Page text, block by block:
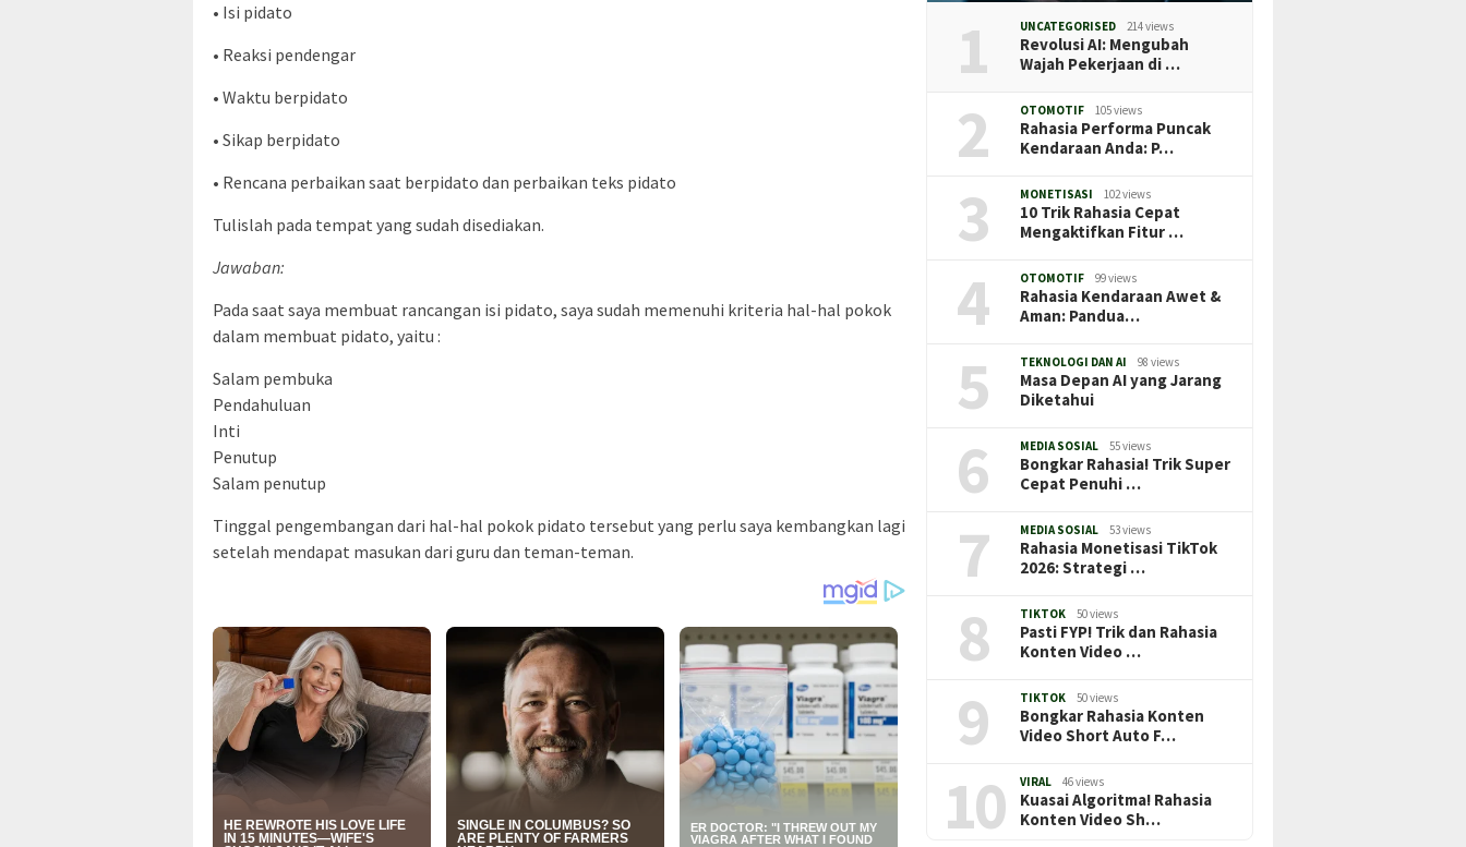
• Isi pidato
• Reaksi pendengar
• Waktu berpidato
• Sikap berpidato
• Rencana perbaikan saat berpidato dan perbaikan teks pidato
Tulislah pada tempat yang sudah disediakan.
Jawaban:
Pada saat saya membuat rancangan isi pidato, saya sudah memenuhi kriteria hal-hal pokok
dalam membuat pidato, yaitu :
Salam pembuka
Pendahuluan
Inti
Penutup
Salam penutup
Tinggal pengembangan dari hal-hal pokok pidato tersebut yang perlu saya kembangkan lagi
setelah mendapat masukan dari guru dan teman-teman.
1 UNCATEGORISED 214 views
Revolusi AI: Mengubah
Wajah Pekerjaan di …
2 OTOMOTIF 105 views
Rahasia Performa Puncak
Kendaraan Anda: P…
3 MONETISASI 102 views
10 Trik Rahasia Cepat
Mengaktifkan Fitur …
4 OTOMOTIF 99 views
Rahasia Kendaraan Awet &
Aman: Pandua…
5 TEKNOLOGI DAN AI 98 views
Masa Depan AI yang Jarang
Diketahui
6 MEDIA SOSIAL 55 views
Bongkar Rahasia! Trik Super
Cepat Penuhi …
7 MEDIA SOSIAL 53 views
Rahasia Monetisasi TikTok
2026: Strategi …
8 TIKTOK 50 views
Pasti FYP! Trik dan Rahasia
Konten Video …
9 TIKTOK 50 views
Bongkar Rahasia Konten
Video Short Auto F…
10 VIRAL 46 views
Kuasai Algoritma! Rahasia
Konten Video Sh…